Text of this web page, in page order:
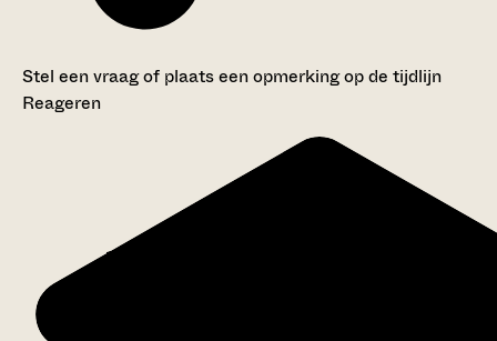
Stel een vraag of plaats een opmerking op de tijdlijn
Reageren